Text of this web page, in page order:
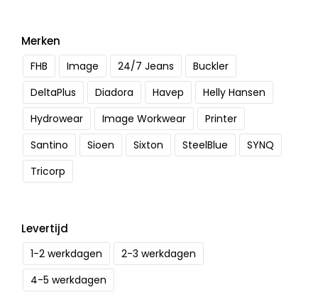
Merken
FHB Image 24/7 Jeans
Buckler
DeltaPlus
Diadora Havep
Helly Hansen
Hydrowear
Image Workwear
Printer
Santino
Sioen Sixton SteelBlue
SYNQ
Tricorp
Levertijd
1-2 werkdagen
2-3 werkdagen
4-5 werkdagen